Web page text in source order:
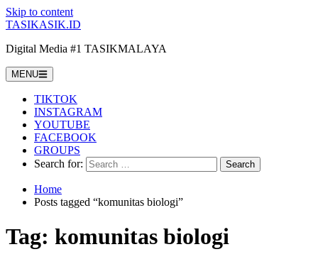
Skip to content
TASIKASIK.ID
Digital Media #1 TASIKMALAYA
MENU
TIKTOK
INSTAGRAM
YOUTUBE
FACEBOOK
GROUPS
Search for:
Home
Posts tagged “komunitas biologi”
Tag: komunitas biologi